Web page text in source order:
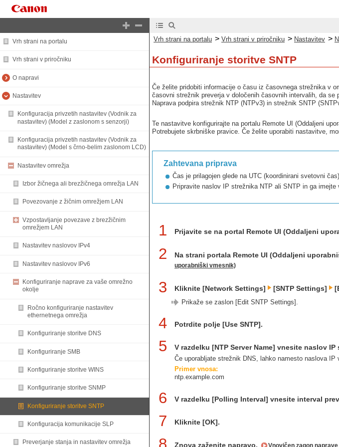
Vrh strani na portalu
Vrh strani v priročniku
O napravi
Nastavitev
Konfiguracija privzetih nastavitev (Vodnik za
nastavitev) (Model z zaslonom s senzorji)
Konfiguracija privzetih nastavitev (Vodnik za
nastavitev) (Model s črno-belim zaslonom LCD)
Nastavitev omrežja
Izbor žičnega ali brezžičnega omrežja LAN
Povezovanje z žičnim omrežjem LAN
Vzpostavljanje povezave z brezžičnim
omrežjem LAN
Nastavitev naslovov IPv4
Nastavitev naslovov IPv6
Konfiguriranje naprave za vaše omrežno
okolje
Ročno konfiguriranje nastavitev
ethernetnega omrežja
Konfiguriranje storitve DNS
Konfiguriranje SMB
Konfiguriranje storitve WINS
Konfiguriranje storitve SNMP
Konfiguriranje storitve SNTP
Konfiguracija komunikacije SLP
Preverjanje stanja in nastavitev omrežja
Vrh strani na portalu > Vrh strani v priročniku > Nastavitev >
Konfiguriranje storitve SNTP
Če želite pridobiti informacije o času iz časovnega strežnika v
časovni strežnik preverja v določenih časovnih intervalih, da se
Naprava podpira strežnik NTP (NTPv3) in strežnik SNTP
Te nastavitve konfigurirajte na portalu Remote UI (Oddaljeni
Potrebujete skrbniške pravice. Če želite uporabiti nastavitve,
Zahtevana priprava
Čas je prilagojen glede na UTC (koordinirani svetovni
Pripravite naslov IP strežnika NTP ali SNTP in ga imejte
1 Prijavite se na portal Remote UI (Oddaljeni
2 Na strani portala Remote UI (Oddaljeni
uporabniški vmesnik)
3 Kliknite [Network Settings] [SNTP Settings]
Prikaže se zaslon [Edit SNTP Settings].
4 Potrdite polje [Use SNTP].
5 V razdelku [NTP Server Name] vnesite naslov IP
Če uporabljate strežnik DNS, lahko namesto naslova
Primer vnosa:
ntp.example.com
6 V razdelku [Polling Interval] vnesite interval
7 Kliknite [OK].
Znova zaženite napravo. Vnovičen zagon naprave